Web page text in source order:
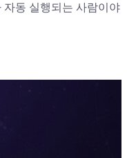
동 실행되는 사람이야